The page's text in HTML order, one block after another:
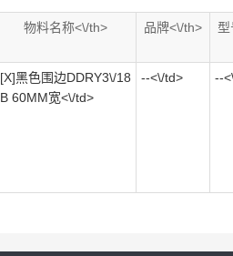
物料名称<\/th> 品牌<\/th>
[X]黑色围边DDRY3\/18
B 60MM宽<\/td>
--<\/td> --